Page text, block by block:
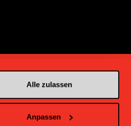
Alle zulassen
Anpassen